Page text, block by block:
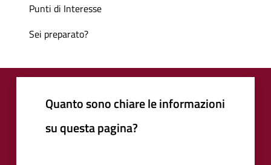
Punti di Interesse
Sei preparato?
Quanto sono chiare le informazioni
su questa pagina?